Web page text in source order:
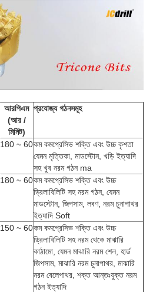
আরপিএম
(আর /
মিনিট)
প্রযোজ্য গঠনসমূহ
180 ~ 60কম কমপ্রেসিভ শক্তি এবং উচ্চ কৃশতা
যেমন মৃত্তিকা, মাডস্টোন, খড়ি ইত্যাদি
সহ খুব নরম গঠন ma
180 ~ 60কম কমপ্রেসিভ শক্তি এবং উচ্চ
ড্রিলাবিলিটি সহ নরম গঠন, যেমন
মাডস্টোন, জিপসাম, লবণ, নরম চুনাপাথর
ইত্যাদি Soft
150 ~ 60কম কমপ্রেসিভ শক্তি এবং উচ্চ
ড্রিলাবিলিটি সহ নরম থেকে মাঝারি
কাঠামো, যেমন মাঝারি নরম শেল, হার্ড
জিপসাম, মাঝারি নরম চুনাপাথর, মাঝারি
নরম বেলেপাথর, শক্ত আন্তঃযুক্ত নরম
গঠন ইত্যাদি